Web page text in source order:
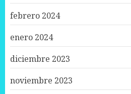
febrero 2024
enero 2024
diciembre 2023
noviembre 2023